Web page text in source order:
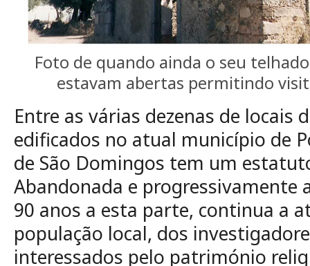
Foto de quando ainda o seu
estavam abertas permitindo
Entre as várias dezenas de locais
edificados no atual município de
de São Domingos tem um
Abandonada e progressivamente
90 anos a esta parte, continua a
população local, dos
interessados pelo património